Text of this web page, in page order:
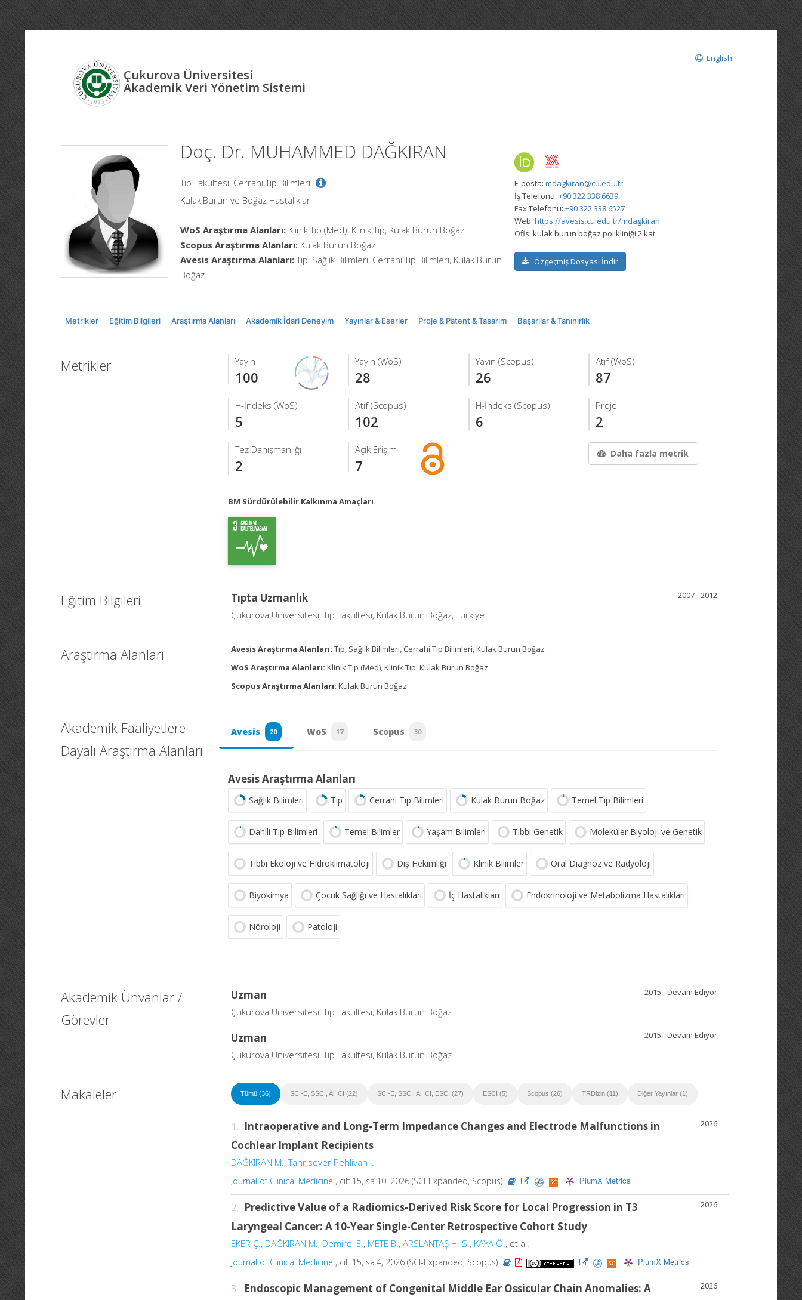
Çukurova Üniversitesi
Akademik Veri Yönetim Sistemi
English
Doç. Dr. MUHAMMED DAĞKIRAN
Tıp Fakültesi, Cerrahi Tıp Bilimleri
Kulak,Burun ve Boğaz Hastalıkları
WoS Araştırma Alanları: Klinik Tıp (Med), Klinik Tıp, Kulak Burun Boğaz
Scopus Araştırma Alanları: Kulak Burun Boğaz
Avesis Araştırma Alanları:Tıp, Sağlık Bilimleri, Cerrahi Tıp Bilimleri, Kulak Burun
Boğaz
E-posta: mdagkiran@cu.edu.tr
İş Telefonu: +90 322 338 6639
Fax Telefonu: +90 322 338 6527
Web: https://avesis.cu.edu.tr/mdagkiran
Ofis: kulak burun boğaz polikliniği 2.kat
Özgeçmiş Dosyası İndir
Metrikler Eğitim Bilgileri Araştırma Alanları Akademik İdari Deneyim Yayınlar & Eserler Proje & Patent & Tasarım Başarılar & Tanınırlık
Metrikler Yayın
100
Yayın (WoS)
28
Yayın (Scopus)
26
Atıf (WoS)
87
H-İndeks (WoS)
5
Atıf (Scopus)
102
H-İndeks (Scopus)
6
Proje
2
Tez Danışmanlığı
2
Açık Erişim
7
Daha fazla metrik
BM Sürdürülebilir Kalkınma Amaçları
Eğitim Bilgileri 2007 - 2012
Tıpta Uzmanlık
Çukurova Üniversitesi, Tıp Fakültesi, Kulak Burun Boğaz, Türkiye
Araştırma Alanları Avesis Araştırma Alanları: Tıp, Sağlık Bilimleri, Cerrahi Tıp Bilimleri, Kulak Burun Boğaz
WoS Araştırma Alanları: Klinik Tıp (Med), Klinik Tıp, Kulak Burun Boğaz
Scopus Araştırma Alanları: Kulak Burun Boğaz
Akademik Faaliyetlere
Dayalı Araştırma Alanları
Avesis 20 WoS 17 Scopus 30
Avesis Araştırma Alanları
Sağlık Bilimleri Tıp Cerrahi Tıp Bilimleri Kulak Burun Boğaz Temel Tıp Bilimleri
Dahili Tıp Bilimleri Temel Bilimler Yaşam Bilimleri Tıbbi Genetik Moleküler Biyoloji ve Genetik
Tıbbi Ekoloji ve Hidroklimatoloji Diş Hekimliği Klinik Bilimler Oral Diagnoz ve Radyoloji
Biyokimya Çocuk Sağlığı ve Hastalıkları İç Hastalıkları Endokrinoloji ve Metabolizma Hastalıkları
Nöroloji Patoloji
Akademik Ünvanlar /
Görevler
2015 - Devam Ediyor
Uzman
Çukurova Üniversitesi, Tıp Fakültesi, Kulak Burun Boğaz
2015 - Devam Ediyor
Uzman
Çukurova Üniversitesi, Tıp Fakültesi, Kulak Burun Boğaz
Makaleler Tümü (36) SCI-E, SSCI, AHCI (22) SCI-E, SSCI, AHCI, ESCI (27) ESCI (5) Scopus (26) TRDizin (11) Diğer Yayınlar (1)
2026
1. Intraoperative and Long-Term Impedance Changes and Electrode Malfunctions in
Cochlear Implant Recipients
DAĞKIRAN M.,Tanrisever Pehlivan I.
Journal of Clinical Medicine , cilt.15, sa.10, 2026 (SCI-Expanded, Scopus) PlumX Metrics
2026
2. Predictive Value of a Radiomics-Derived Risk Score for Local Progression in T3
Laryngeal Cancer: A 10-Year Single-Center Retrospective Cohort Study
EKER Ç., DAĞKIRAN M., Demirel E., METE B., ARSLANTAŞ H. S., KAYA Ö., et al.
Journal of Clinical Medicine , cilt.15, sa.4, 2026 (SCI-Expanded, Scopus) PlumX Metrics
2026
3. Endoscopic Management of Congenital Middle Ear Ossicular Chain Anomalies: A